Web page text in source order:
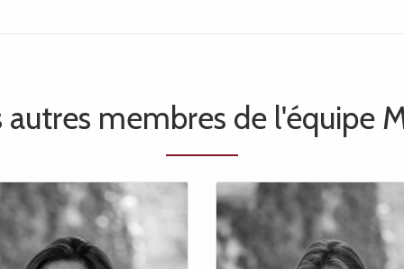
autres membres de l'équipe